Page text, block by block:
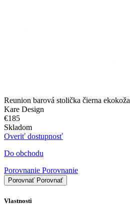
Reunion barová stolička čierna ekokoža
Kare Design
€185
Skladom
Overiť dostupnosť
Do obchodu
Porovnanie Porovnanie
Porovnať Porovnať
Vlastnosti